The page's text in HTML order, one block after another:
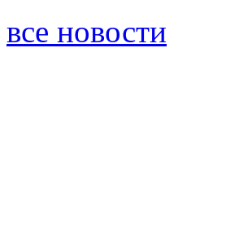
все новости